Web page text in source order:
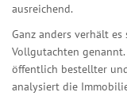
ausreichend.
Ganz anders verhält es
Vollgutachten genannt.
öffentlich bestellter
analysiert die